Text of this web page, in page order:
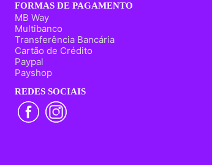
FORMAS DE PAGAMENTO
MB Way
Multibanco
Transferência Bancária
Cartão de Crédito
Paypal
Payshop
REDES SOCIAIS